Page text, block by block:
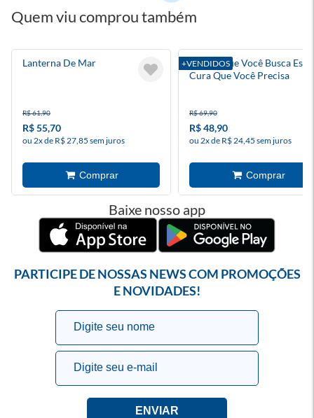
Quem viu comprou também
Lanterna De Mar
R$ 61,90
R$ 55,70
ou 2x de R$ 27,85 sem juros
+VENDIDOS
A Vida Que Você Busca Está
Cura Que Você Precisa
R$ 69,90
R$ 48,90
ou 2x de R$ 24,45 sem juros
Baixe nosso app
PARTICIPE DE NOSSAS NEWS COM PROMOÇÕES
E NOVIDADES!